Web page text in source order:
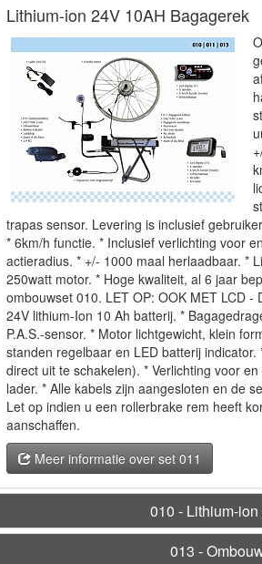
Lithium-ion 24V 10AH Bagagerek
trapas sensor. Levering is inclusief
* 6km/h functie. * Inclusief verlichting voor
actieradius. * +/- 1000 maal herlaadbaar. *
250watt motor. * Hoge kwaliteit, al 6 jaar
ombouwset 010. LET OP: OOK MET LCD -
24V lithium-Ion 10 Ah batterij. *
P.A.S.-sensor. * Motor lichtgewicht, klein
standen regelbaar en LED batterij
direct uit te schakelen). * Verlichting voor
lader. * Alle kabels zijn aangesloten en de
Let op indien u een rollerbrake rem heeft
aanschaffen.
Meer informatie over set 011
010 - Lithium-
013 -